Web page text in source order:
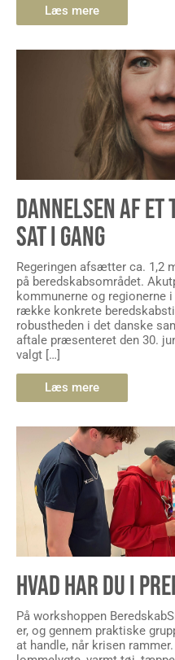
Læs mere
DANNELSEN AF ET
SAT I GANG
Regeringen afsætter ca. 1,2
på beredskabsområdet.
kommunerne og regionerne
række konkrete
robustheden i det danske
aftale præsenteret den 30.
valgt […]
Læs mere
HVAD HAR DU I
På workshoppen
er, og gennem praktiske
at handle, når krisen